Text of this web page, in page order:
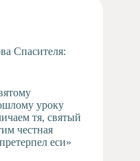
Спасителя:
уроку
тя, святый
честная
еси»